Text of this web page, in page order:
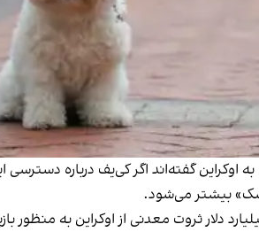
به اوکراین گفته‌اند اگر کی‌یف درباره
بیشتر می‌شود.
چهارشنبه درخواست ایالات متحده را برای دریافت ۵۰۰